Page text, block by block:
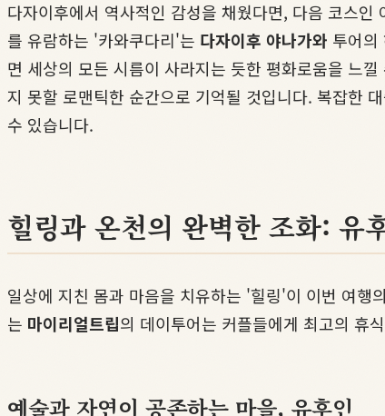
다자이후에서 역사적인 감성을 채웠다면, 다음 코스
를 유람하는 '카와쿠다리'는 다자이후 야나가와 투어의
면 세상의 모든 시름이 사라지는 듯한 평화로움을 느
지 못할 로맨틱한 순간으로 기억될 것입니다. 복잡한
수 있습니다.
힐링과 온천의 완벽한 조화: 유
일상에 지친 몸과 마음을 치유하는 '힐링'이 이번 여행
는 마이리얼트립의 데이투어는 커플들에게 최고의 휴
예술과 자연이 공존하는 마을, 유후인